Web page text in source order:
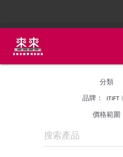
分類
品牌：
ITIFT
價格範圍